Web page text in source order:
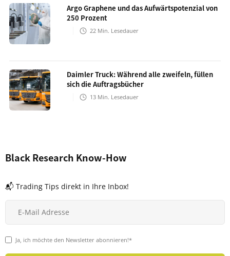
Argo Graphene und das Aufwärtspotenzial von
250 Prozent
22 Min. Lesedauer
Daimler Truck: Während alle zweifeln, füllen
sich die Auftragsbücher
13 Min. Lesedauer
Black Research Know-How
📬 Trading Tips direkt in Ihre Inbox!
Ja, ich möchte den Newsletter abonnieren!*